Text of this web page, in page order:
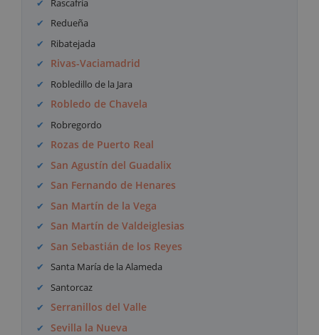
Rascafría
Redueña
Ribatejada
Rivas-Vaciamadrid
Robledillo de la Jara
Robledo de Chavela
Robregordo
Rozas de Puerto Real
San Agustín del Guadalix
San Fernando de Henares
San Martín de la Vega
San Martín de Valdeiglesias
San Sebastián de los Reyes
Santa María de la Alameda
Santorcaz
Serranillos del Valle
Sevilla la Nueva